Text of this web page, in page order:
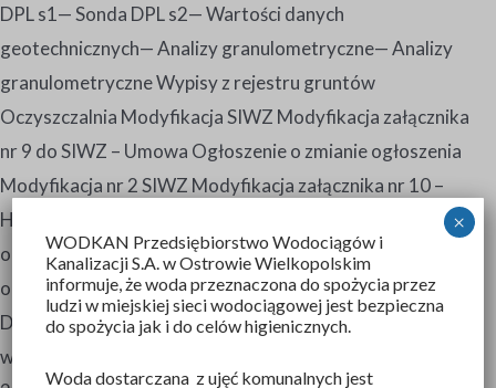
DPL s1— Sonda DPL s2— Wartości danych
geotechnicznych— Analizy granulometryczne— Analizy
granulometryczne Wypisy z rejestru gruntów
Oczyszczalnia Modyfikacja SIWZ Modyfikacja załącznika
nr 9 do SIWZ – Umowa Ogłoszenie o zmianie ogłoszenia
Modyfikacja nr 2 SIWZ Modyfikacja załącznika nr 10 –
Harmonogram rzeczowo finansowy Ogłoszenie o zmianie
ogłoszenia 2 Dokumentacja projektowa pompowni
odcieków oraz budynku odwadniania i higienizacji osadu
Dokumentacja projektowa istniejącej wiaty osadu
wysuszonego Odpowiedzi na pytania z dnia 25.01.2019 r i
WODKAN Przedsiębiorstwo Wodociągów i
Kanalizacji S.A. w Ostrowie Wielkopolskim
informuje, że woda przeznaczona do spożycia przez
ludzi w miejskiej sieci wodociągowej jest bezpieczna
do spożycia jak i do celów higienicznych.
Woda dostarczana z ujęć komunalnych jest
×